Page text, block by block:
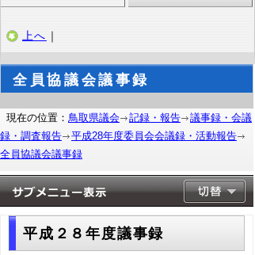
上へ ｜
全員協議会議事録
現在の位置： 鳥取県議会 記録・報告
議事録・会議
録・調査報告
平成28年度委員会会議録・活動報告
全員協議会議事録
平成２８年度議事録